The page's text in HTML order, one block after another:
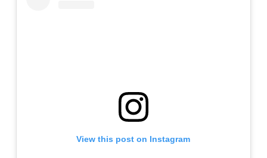
View this post on Instagram